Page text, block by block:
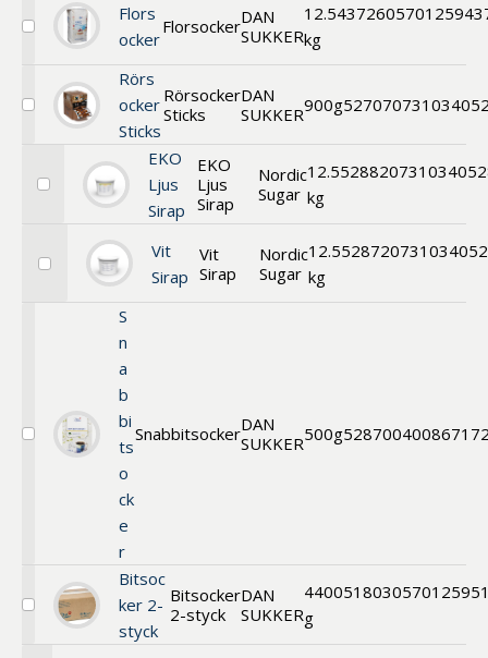
Välj
Flors
ocker
FlorsockerDAN
SUKKER
12.5
kg
43726
Välj
Sticks
4g,
Rörs
ocker
Sticks
Rörsocker
Sticks
DAN
SUKKER900g52707
Välj
Ljus
EKO
Ljus
Sirap
EKO
Ljus
Sirap
Nordic
Sugar
12.5
kg
52882
Välj
Sirap
Vit
Sirap
Vit
Sirap
Nordic
Sugar
12.5
kg
52872
Välj
S
n
a
b
bi
ts
o
ck
e
r
SnabbitsockerDAN
SUKKER500g52870
Välj
Bitsoc
ker 2-
styck
Bitsocker
2-styck
DAN
SUKKER
4400
g
51803